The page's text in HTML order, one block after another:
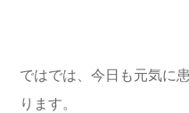
ではでは、今日も元気に
ります。